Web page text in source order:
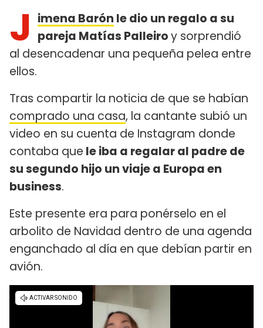
J imena Barón le dio un regalo a su
pareja Matías Palleiroy sorprendió
al desencadenar una pequeña pelea entre
ellos.
Tras compartir la noticia de que se habían
comprado una casa, la cantante subió un
video en su cuenta de Instagram donde
contaba que le iba a regalar al padre de
su segundo hijo un viaje a Europa en
business.
Este presente era para ponérselo en el
arbolito de Navidad dentro de una agenda
enganchado al día en que debían partir en
avión.